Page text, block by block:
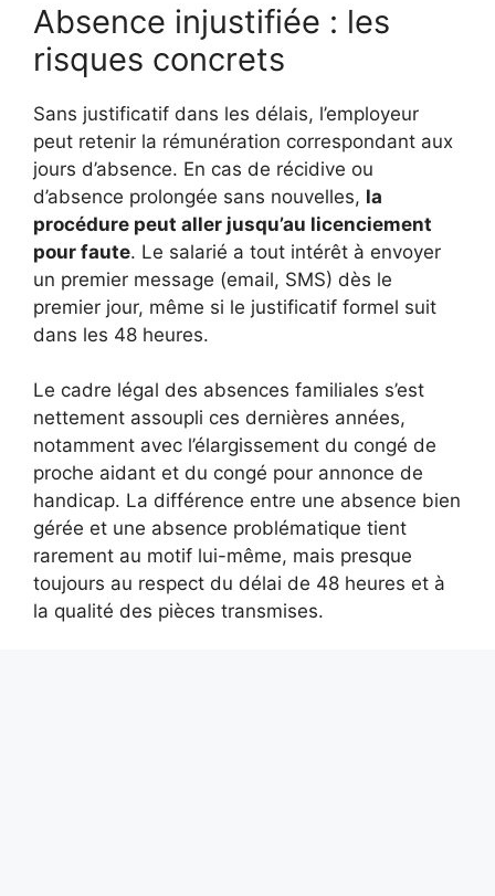
Absence injustifiée : les
risques concrets
Sans justificatif dans les délais, l’employeur
peut retenir la rémunération correspondant aux
jours d’absence. En cas de récidive ou
d’absence prolongée sans nouvelles, la
procédure peut aller jusqu’au licenciement
pour faute. Le salarié a tout intérêt à envoyer
un premier message (email, SMS) dès le
premier jour, même si le justificatif formel suit
dans les 48 heures.
Le cadre légal des absences familiales s’est
nettement assoupli ces dernières années,
notamment avec l’élargissement du congé de
proche aidant et du congé pour annonce de
handicap. La différence entre une absence bien
gérée et une absence problématique tient
rarement au motif lui-même, mais presque
toujours au respect du délai de 48 heures et à
la qualité des pièces transmises.